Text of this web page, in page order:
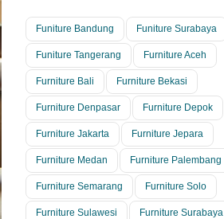
Funiture Bandung Funiture Surabaya
Funiture Tangerang Furniture Aceh
Furniture Bali Furniture Bekasi
Furniture Denpasar Furniture Depok
Furniture Jakarta Furniture Jepara
Furniture Medan Furniture Palembang
Furniture Semarang Furniture Solo
Furniture Sulawesi Furniture Surabaya